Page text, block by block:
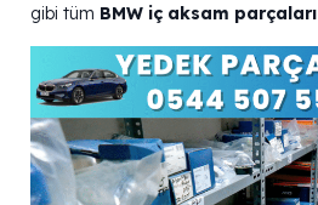
gibi tüm BMW iç aksam parçaları